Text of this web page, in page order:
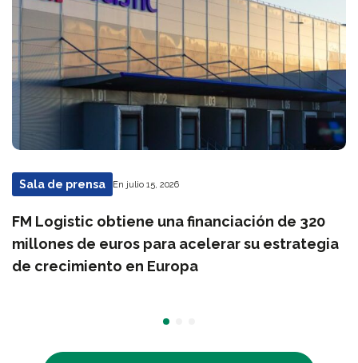
Sala de prensa En julio 15, 2026
FM Logistic obtiene una financiación de 320
millones de euros para acelerar su estrategia
de crecimiento en Europa